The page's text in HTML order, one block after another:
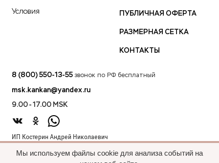
Условия ПУБЛИЧНАЯ ОФЕРТА
РАЗМЕРНАЯ СЕТКА
КОНТАКТЫ
8 (800) 550-13-55 звонок по РФ бесплатный
msk.kankan@yandex.ru
9.00 - 17.00 MSK
ИП Костерин Андрей Николаевич
440012, проезд 2-й Лиственный д.20 г. Пенза Пензенская обл.,
Мы используем файлы cookie для анализа событий на